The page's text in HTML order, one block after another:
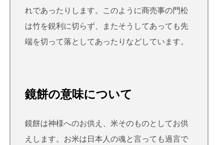
れであったりします。このように商売事の門松
は竹を鋭利に切らず、またそうしてあっても先
端を切って落としてあったりなどしています。
鏡餅の意味について
鏡餅は神様へのお供え、米そのものとしてお供
えします。お米は日本人の魂と言っても過言で